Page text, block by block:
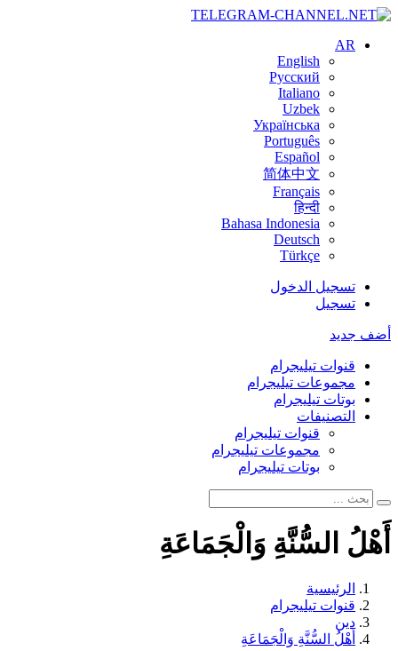
AR
English
Русский
Italiano
Uzbek
Українська
Português
Español
简体中文
Français
हिन्दी
Bahasa Indonesia
Deutsch
Türkçe
تسجيل الدخول
تسجيل
أضف جديد
قنوات تيليجرام
مجموعات تيليجرام
بوتات تيليجرام
التصنيفات
قنوات تيليجرام
مجموعات تيليجرام
بوتات تيليجرام
أَهْلُ السُّنَّةِ وَالْجَمَاعَةِ
الرئيسية
قنوات تيليجرام
دين
أَهْلُ السُّنَّةِ وَالْجَمَاعَةِ